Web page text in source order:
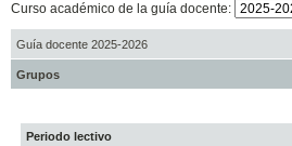
Curso académico de la guía docente:
Guía docente 2025-2026
Grupos
Periodo lectivo